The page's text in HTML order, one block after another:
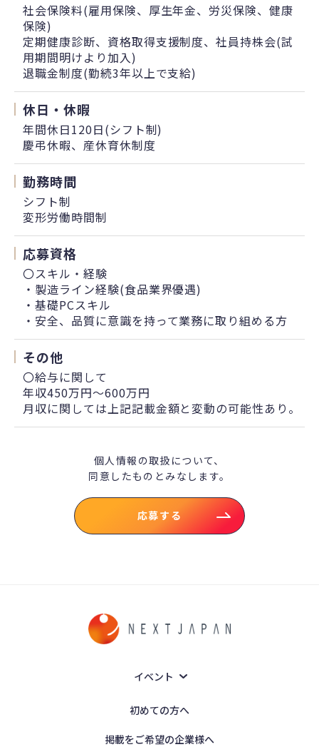
社会保険料(雇用保険、厚生年金、労災保険、健康
保険)
定期健康診断、資格取得支援制度、社員持株会(試
用期間明けより加入)
退職金制度(勤続3年以上で支給)
休日・休暇
年間休日120日(シフト制)
慶弔休暇、産休育休制度
勤務時間
シフト制
変形労働時間制
応募資格
〇スキル・経験
・製造ライン経験(食品業界優遇)
・基礎PCスキル
・安全、品質に意識を持って業務に取り組める方
その他
〇給与に関して
年収450万円〜600万円
月収に関しては上記記載金額と変動の可能性あり。
個人情報の取扱について、
同意したものとみなします。
応募する
イベント
初めての方へ
掲載をご希望の企業様へ